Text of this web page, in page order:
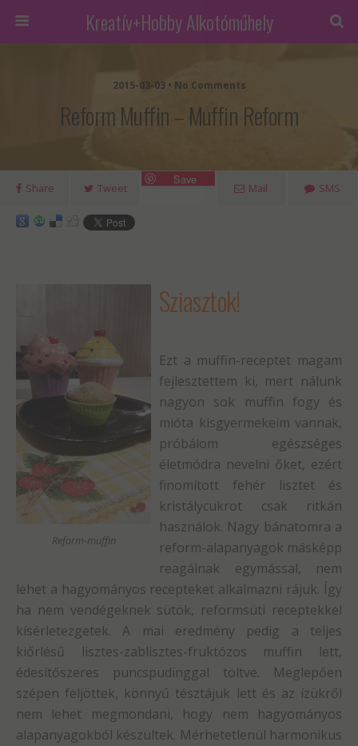
Kreatív+Hobby Alkotóműhely
2015-03-03 • No Comments
Reform Muffin – Muffin Reform
Share Tweet
Save
Mail SMS
Reform-muffin
Sziasztok!
Ezt a muffin-receptet magam
fejlesztettem ki, mert nálunk
nagyon sok muffin fogy és
mióta kisgyermekeim vannak,
próbálom egészséges
életmódra nevelni őket, ezért
finomított fehér lisztet és
kristálycukrot csak ritkán
használok. Nagy bánatomra a
reform-alapanyagok másképp
reagálnak egymással, nem
lehet a hagyományos recepteket alkalmazni rájuk. Így
ha nem vendégeknek sütök, reformsüti receptekkel
kísérletezgetek. A mai eredmény pedig a teljes
kiőrlésű lisztes-zablisztes-fruktózos muffin lett,
édesítőszeres puncspudinggal töltve. Meglepően
szépen feljöttek, könnyű tésztájuk lett és az ízükről
nem lehet megmondani, hogy nem hagyományos
alapanyagokból készültek. Mérhetetlenül harmonikus